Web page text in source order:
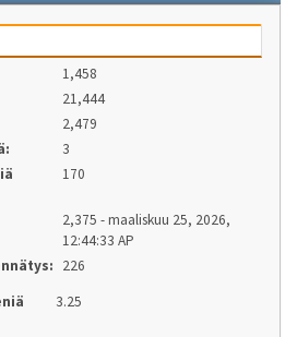
1,458
21,444
2,479
3
170
2,375 - maaliskuu 25, 2026,
12:44:33 AP
226
3.25